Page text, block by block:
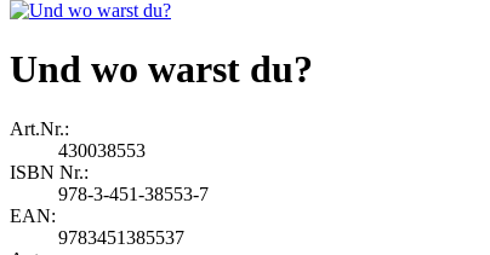
Und wo warst du?
Art.Nr.:
430038553
ISBN Nr.:
978-3-451-38553-7
EAN:
9783451385537